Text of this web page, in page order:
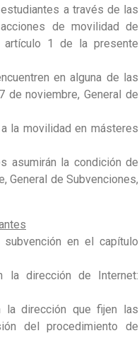
a través de las
de movilidad de
1 de la presente
en alguna de las
noviembre, General de
la movilidad en másteres
asumirán la condición de
General de Subvenciones,
en el capítulo
la dirección de Internet:
dirección que fijen las
del procedimiento de